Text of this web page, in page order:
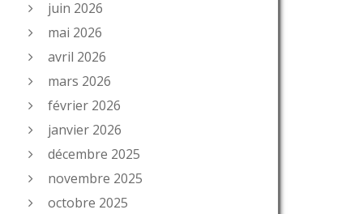
juin 2026
mai 2026
avril 2026
mars 2026
février 2026
janvier 2026
décembre 2025
novembre 2025
octobre 2025